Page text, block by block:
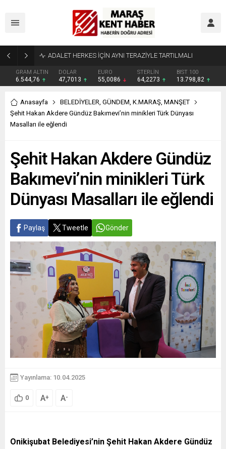
GRAM ALTIN
6.544,76
DOLAR
47,7013
EURO
55,0086
STERLİN
64,2273
BIST 100
13.798,82
Anasayfa BELEDİYELER, GÜNDEM, K.MARAŞ, MANŞET
Şehit Hakan Akdere Gündüz Bakımevi’nin minikleri Türk Dünyası
Masalları ile eğlendi
Şehit Hakan Akdere Gündüz
Bakımevi’nin minikleri Türk
Dünyası Masalları ile eğlendi
Paylaş Tweetle Gönder
Yayınlama: 10.04.2025
0 A+ A-
Onikişubat Belediyesi’nin Şehit Hakan Akdere Gündüz